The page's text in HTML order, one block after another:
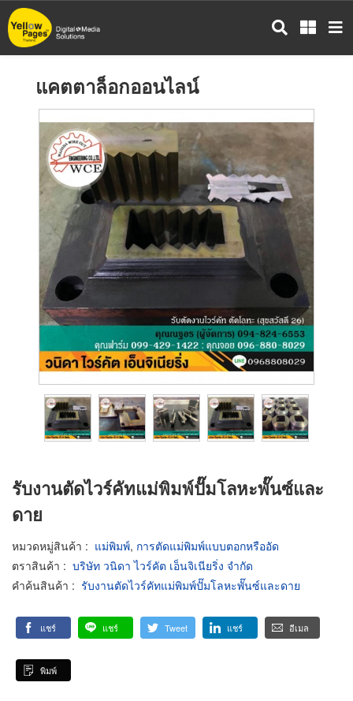
ข้าม
ไป
แคตตาล็อกออนไลน์
รับงานตัดไวร์คัทแม่พิมพ์ปั๊มโลหะพั๊นซ์และ
ดาย
หมวดหมู่สินค้า : แม่พิมพ์, การตัดแม่พิมพ์แบบตอกหรืออัด
ตราสินค้า : บริษัท วนิดา ไวร์คัต เอ็นจิเนียริ่ง จำกัด
คำค้นสินค้า : รับงานตัดไวร์คัทแม่พิมพ์ปั๊มโลหะพั๊นซ์และดาย
แชร์ แชร์ Tweet แชร์ อีเมล
พิมพ์